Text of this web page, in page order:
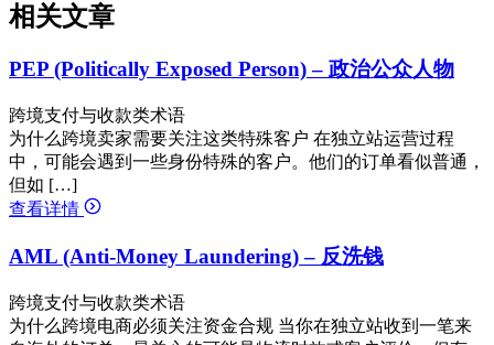
相关文章
PEP (Politically Exposed Person) – 政治公众人物
跨境支付与收款类术语
为什么跨境卖家需要关注这类特殊客户 在独立站运营过程
中，可能会遇到一些身份特殊的客户。他们的订单看似普通，
但如 […]
查看详情
AML (Anti-Money Laundering) – 反洗钱
跨境支付与收款类术语
为什么跨境电商必须关注资金合规 当你在独立站收到一笔来